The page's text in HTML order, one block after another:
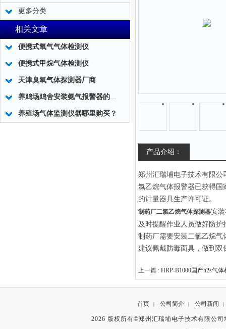
更多分类
相关文章
便携式氧气气体检测仪
便携式甲烷气体检测仪
天津臭氧气体探测器厂商
养鸡场鸡舍安装氨气报警器的必要性
养殖场气体监测仪器哪里购买？
产品介绍：
郑州汇瑞埔电子技术有限公
氯乙烷气体报警器已获得
的计量器具生产许可证。
制药厂二氯乙烷气体探测器安
及时提醒作业人员做好防
制药厂需要安装二氯乙烷
建议佩戴防毒面具，做到
上一篇 : HRP-B1000国产h2s气
首页 | 公司简介 | 公司新闻 |
2026 版权所有©郑州汇瑞埔电子技术有限公